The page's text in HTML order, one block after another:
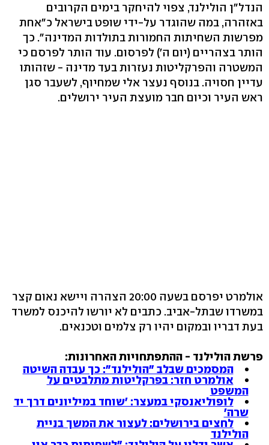
הנדל"ן הולילנד, צפוי להיחקר בימים הקרובים
באזהרה, במה שהוגדר על-ידי שופט בישראל כ"אחת
מפרשות השחיתות החמורות בתולדות המדינה". כך
הותר בצהריים (יום ה') לפרסום. עוד הותר לפרסם כי
המשטרה והפרקליטות נעזרות בעד מדינה - שזהותו
עדיין חסויה. בנוסף נעצר אלי שמחיוף, לשעבר סגן
ראש העיר וכיום חבר מועצת העיר ירושלים.
אולמרט יפרסם בשעה 20:00 הצהרה ויישא נאום קצר
במשרדו שבתל-אביב. כתבים לא יורשו להיכנס למשרד
בעת דבריו ובמקום יהיו רק צלמים וטכנאים.
פרשת הולילנד - ההתפתחויות האחרונות:
המסמכים שבלב "הולילנד": כך עבדה השיטה
אולמרט חזר: בפרקליטות מתלבטים על
המשפט
לופוליאנסקי במעצר: 'שוחד במיליונים דרך יד
שרה'
לחצים בירושלים: לעצור את המשך בניית
הולילנד